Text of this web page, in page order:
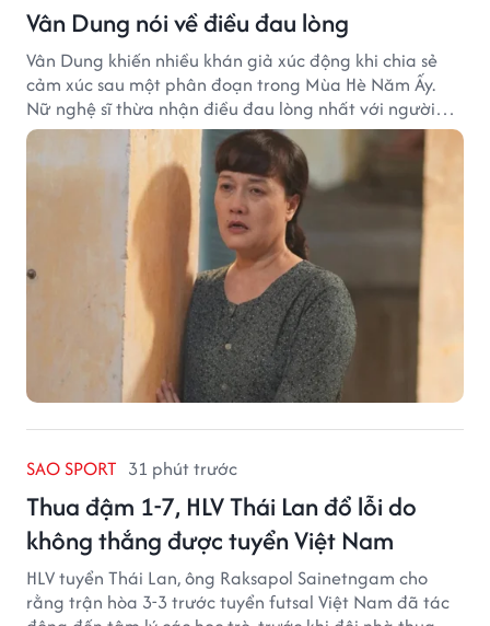
Vân Dung nói về điều đau lòng
Vân Dung khiến nhiều khán giả xúc động khi chia sẻ
cảm xúc sau một phân đoạn trong Mùa Hè Năm Ấy.
Nữ nghệ sĩ thừa nhận điều đau lòng nhất với người
mẹ không phải sự nghèo khó, mà là khi các con phải
chứng kiến những tổn thương trong chính ngôi nhà
SAO SPORT 31 phút trước
Thua đậm 1-7, HLV Thái Lan đổ lỗi do
không thắng được tuyển Việt Nam
HLV tuyển Thái Lan, ông Raksapol Sainetngam cho
rằng trận hòa 3-3 trước tuyển futsal Việt Nam đã tác